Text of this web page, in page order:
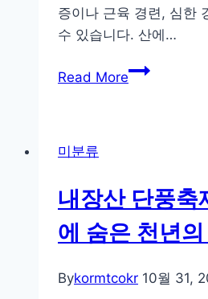
증이나 근육 경련, 심한
수 있습니다. 산에…
Read More무
는
행
비
미분류
내장산 단풍축
에 숨은 천년
Bykormtcokr 10월 31,